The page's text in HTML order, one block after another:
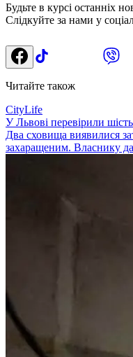
Будьте в курсі останніх
Слідкуйте за нами у
Читайте також
CityLife
У Львові перевірили
Два сховища виявилися
захаращеним. Власнику